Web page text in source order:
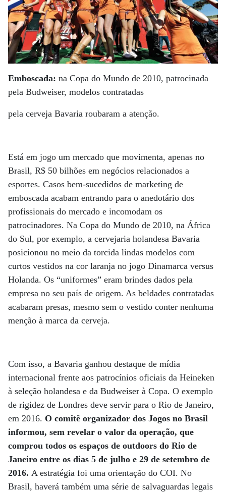
Emboscada: na Copa do Mundo de 2010, patrocinada
pela Budweiser, modelos contratadas
pela cerveja Bavaria roubaram a atenção.
Está em jogo um mercado que movimenta, apenas no
Brasil, R$ 50 bilhões em negócios relacionados a
esportes. Casos bem-sucedidos de marketing de
emboscada acabam entrando para o anedotário dos
profissionais do mercado e incomodam os
patrocinadores. Na Copa do Mundo de 2010, na África
do Sul, por exemplo, a cervejaria holandesa Bavaria
posicionou no meio da torcida lindas modelos com
curtos vestidos na cor laranja no jogo Dinamarca versus
Holanda. Os “uniformes” eram brindes dados pela
empresa no seu país de origem. As beldades contratadas
acabaram presas, mesmo sem o vestido conter nenhuma
menção à marca da cerveja.
Com isso, a Bavaria ganhou destaque de mídia
internacional frente aos patrocínios oficiais da Heineken
à seleção holandesa e da Budweiser à Copa. O exemplo
de rigidez de Londres deve servir para o Rio de Janeiro,
em 2016. O comitê organizador dos Jogos no Brasil
informou, sem revelar o valor da operação, que
comprou todos os espaços de outdoors do Rio de
Janeiro entre os dias 5 de julho e 29 de setembro de
2016. A estratégia foi uma orientação do COI. No
Brasil, haverá também uma série de salvaguardas legais